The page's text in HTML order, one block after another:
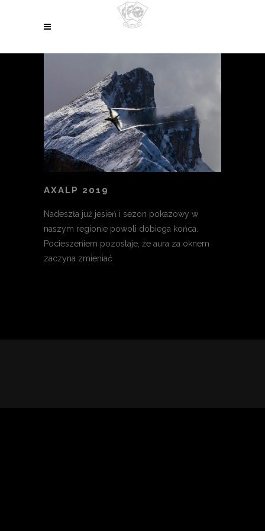
AXALP 2019
Nadeszła już jesień i sezon pokazowy w
naszym regionie powoli dobiega końca.
Pocieszeniem pozostaje, że aura za oknem
zaczyna zmieniać